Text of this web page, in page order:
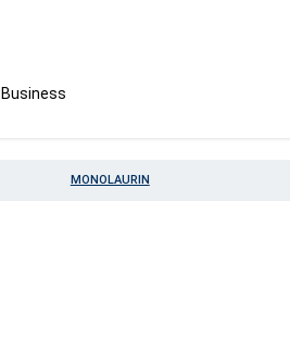
Business
MONOLAURIN